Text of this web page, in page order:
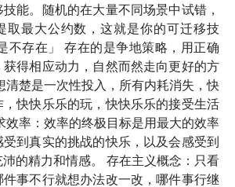
让前述所有方法都效力翻倍的终极要
✏️
能。随机的在大量不同场景中试错，
取最大公约数，这就是你的可迁移技
不存在」 存在的是争地策略，用正确
获得相应动力，自然而然走向更好的方
清楚是一次性投入，所有内耗消失，快
，快快乐乐的玩，快快乐乐的接受生活
效率：效率的终极目标是用最大的效率
到真实的挑战的快乐，以及会感受到
的精力和情感。 存在主义概念：只看
件事不行就想办法改一改，哪件事行继